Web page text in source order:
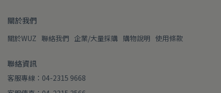
關於我們
關於WUZ 聯絡我們 企業/大量採購 購物說明 使用條款
聯絡資訊
客服專線：04-2315 9668